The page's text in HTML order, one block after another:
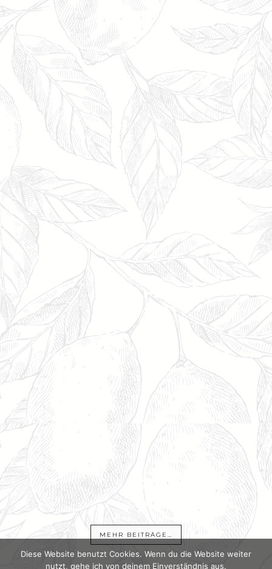
MEHR BEITRÄGE…
Diese Website benutzt Cookies. Wenn du die Website weiter
nutzt, gehe ich von deinem Einverständnis aus.